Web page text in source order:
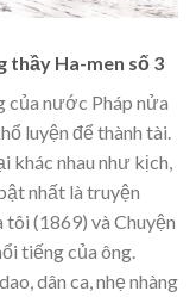
thầy Ha-men số 3
của nước Pháp nửa
luyện để thành tài.
khác nhau như kịch,
nhất là truyện
(1869) và Chuyện
tiếng của ông.
dân ca, nhẹ nhàng